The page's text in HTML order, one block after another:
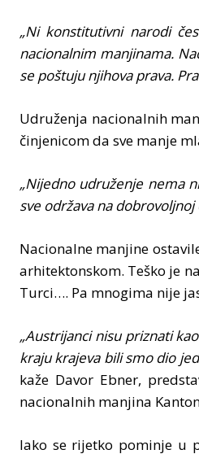
„Ni konstitutivni narodi
nacionalnim manjinama.
se poštuju njihova prava.
Udruženja nacionalnih
činjenicom da sve manje
„Nijedno udruženje nema
sve održava na
Nacionalne manjine
arhitektonskom. Teško je
Turci…. Pa mnogima nije
„Austrijanci nisu priznati
kraju krajeva bili smo dio
kaže Davor Ebner,
nacionalnih manjina
Iako se rijetko pominje u